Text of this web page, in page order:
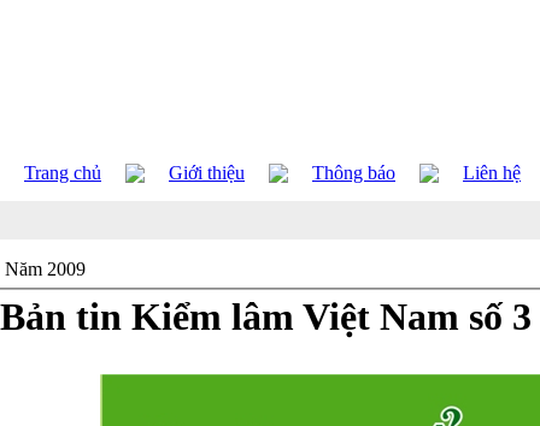
Trang chủ Giới thiệu Thông báo Liên hệ
Năm 2009
Bản tin Kiểm lâm Việt Nam số 3